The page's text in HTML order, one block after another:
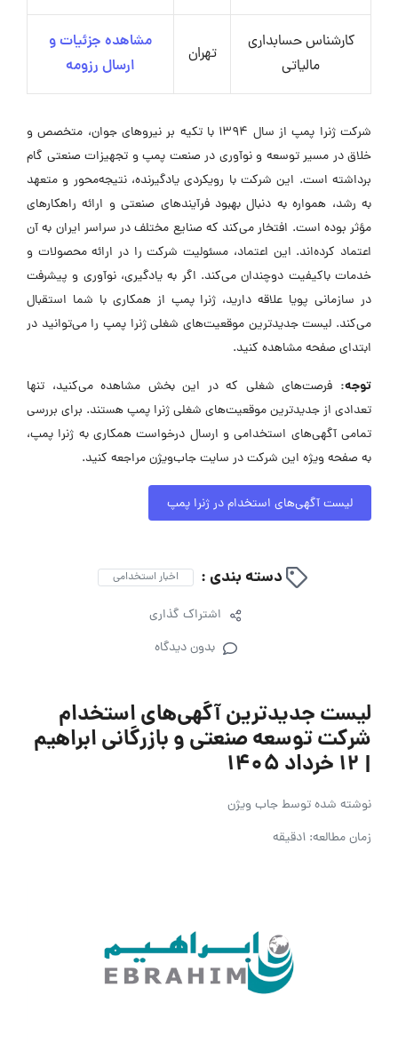
کارشناس حسابداری
مالیاتی
تهران
مشاهده جزئیات و
ارسال رزومه
شرکت ژنرا پمپ از سال ۱۳۹۴ با تکیه بر نیروهای جوان، متخصص و
خلاق در مسیر توسعه و نوآوری در صنعت پمپ و تجهیزات صنعتی گام
برداشته است. این شرکت با رویکردی یادگیرنده، نتیجه‌محور و متعهد
به رشد، همواره به دنبال بهبود فرآیندهای صنعتی و ارائه راهکارهای
مؤثر بوده است. افتخار می‌کند که صنایع مختلف در سراسر ایران به آن
اعتماد کرده‌اند. این اعتماد، مسئولیت شرکت را در ارائه محصولات و
خدمات باکیفیت دوچندان می‌کند. اگر به یادگیری، نوآوری و پیشرفت
در سازمانی پویا علاقه دارید، ژنرا پمپ از همکاری با شما استقبال
می‌کند. لیست جدیدترین موقعیت‌های شغلی ژنرا پمپ را می‌توانید در
ابتدای صفحه مشاهده کنید.
توجه: فرصت‌های شغلی که در این بخش مشاهده می‌کنید، تنها
تعدادی از جدیدترین موقعیت‌های شغلی ژنرا پمپ هستند. برای بررسی
تمامی آگهی‌های استخدامی و ارسال درخواست همکاری به ژنرا پمپ،
به صفحه ویژه این شرکت در سایت جاب‌ویژن مراجعه کنید.
لیست آگهی‌های استخدام در ژنرا پمپ
دسته بندی : اخبار استخدامی
اشتراک گذاری
بدون دیدگاه
لیست جدیدترین آگهی‌های استخدام
شرکت توسعه صنعتی و بازرگانی ابراهیم
| ۱۲ خرداد ۱۴۰۵
نوشته شده توسطجاب ویژن
زمان مطالعه: 1دقیقه